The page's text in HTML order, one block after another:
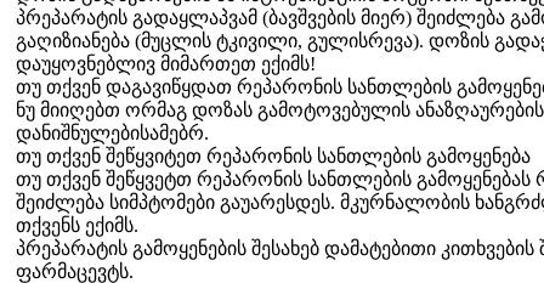
პრეპარატის გადაყლაპვამ (ბავშვების მიერ) შეიძლება
გაღიზიანება (მუცლის ტკივილი, გულისრევა). დოზის
დაუყოვნებლივ მიმართეთ ექიმს!
თუ თქვენ დაგავიწყდათ რეპარონის სანთლების
ნუ მიიღებთ ორმაგ დოზას გამოტოვებულის
დანიშნულებისამებრ.
თუ თქვენ შეწყვიტეთ რეპარონის სანთლების გამოყენება
თუ თქვენ შეწყვეტთ რეპარონის სანთლების
შეიძლება სიმპტომები გაუარესდეს. მკურნალობის
თქვენს ექიმს.
პრეპარატის გამოყენების შესახებ დამატებითი
ფარმაცევტს.